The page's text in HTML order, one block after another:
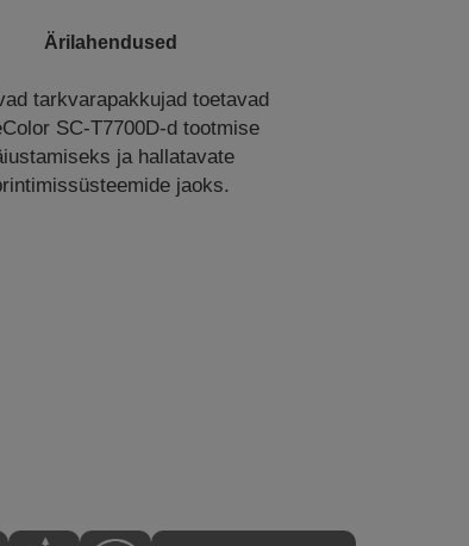
Ärilahendused
tarkvarapakkujad toetavad
SC-T7700D-d tootmise
ja hallatavate
jaoks.